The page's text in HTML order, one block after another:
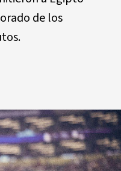
de los